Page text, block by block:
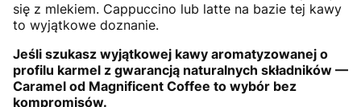
się z mlekiem. Cappuccino lub latte na bazie tej kawy
to wyjątkowe doznanie.
Jeśli szukasz wyjątkowej kawy aromatyzowanej o
profilu karmel z gwarancją naturalnych składników —
Caramel od Magnificent Coffee to wybór bez
kompromisów.